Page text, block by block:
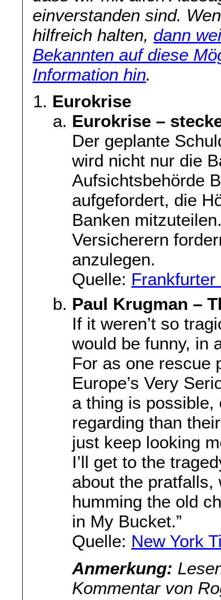
einverstanden sind.
hilfreich halten, dann
Bekannten auf diese
Information hin.
Eurokrise
Eurokrise –
Der geplante
wird nicht nur die
Aufsichtsbehörde
aufgefordert, die
Banken
Versicherern
anzulegen.
Quelle:
Paul Krugman –
If it weren’t so
would be funny, in
For as one rescue
Europe’s Very
a thing is possible,
regarding than
just keep looking
I’ll get to the
about the pratfalls,
humming the old
in My Bucket.”
Quelle: New York
Anmerkung:
Kommentar von